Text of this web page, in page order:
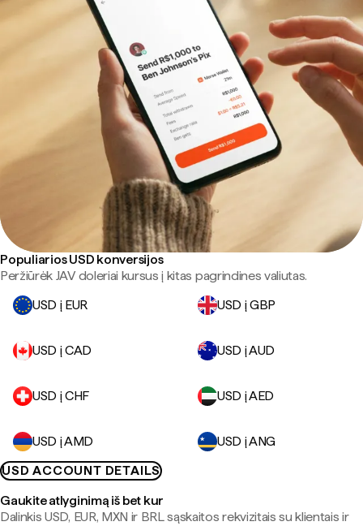
Populiarios USD konversijos
Peržiūrėk JAV doleriai kursus į kitas pagrindines valiutas.
USD į EUR
USD į GBP
USD į CAD USD į AUD
USD į CHF USD į AED
USD į AMD
USD į ANG
USD ACCOUNT DETAILS
Gaukite atlyginimą iš bet kur
Dalinkis USD, EUR, MXN ir BRL sąskaitos rekvizitais su klientais ir